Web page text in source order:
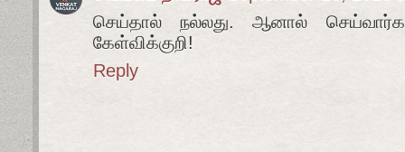
செய்தால் நல்லது. ஆனால்
கேள்விக்குறி!
Reply